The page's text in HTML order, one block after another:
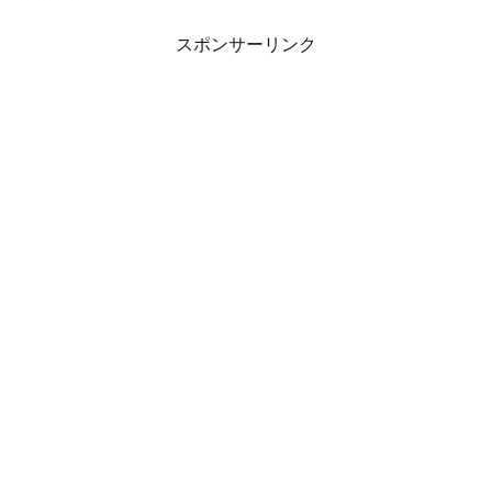
スポンサーリンク